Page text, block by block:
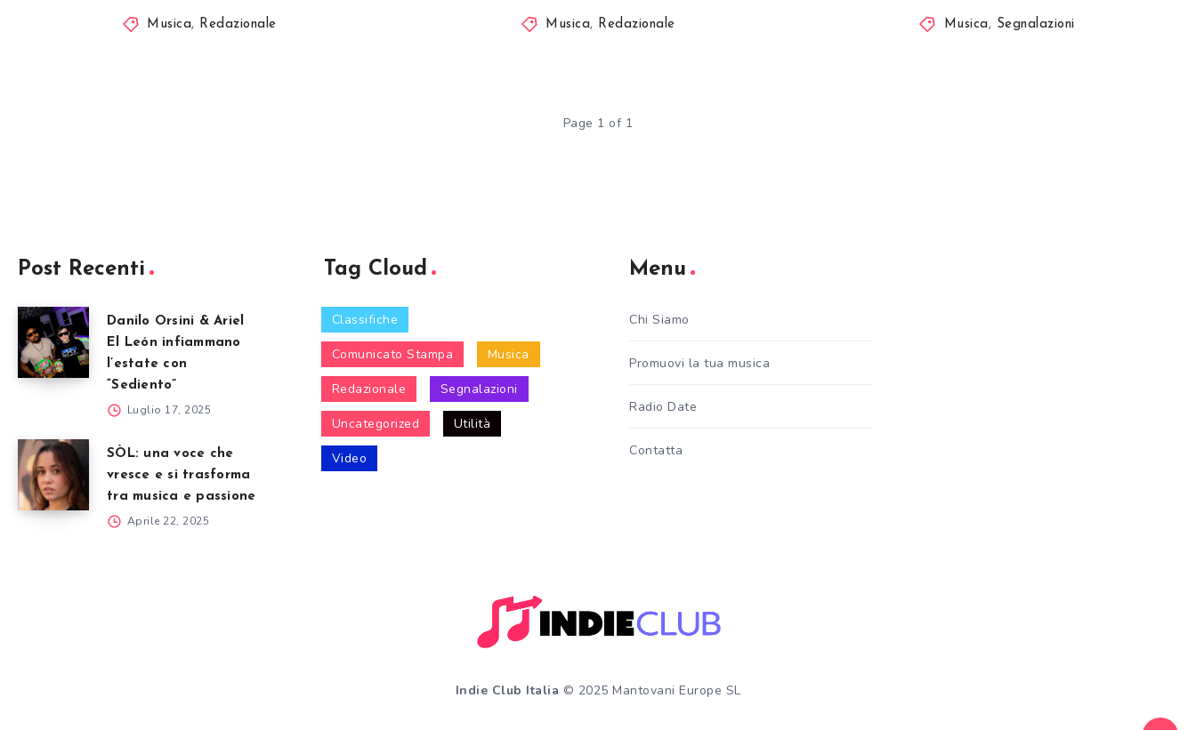
Musica, Redazionale Musica, Redazionale Musica, Segnalazioni
Page 1 of 1
Post Recenti
Danilo Orsini & Ariel
El León infiammano
l’estate con
“Sediento”
Luglio 17, 2025
SÒL: una voce che
vresce e si trasforma
tra musica e passione
Aprile 22, 2025
Tag Cloud
Classifiche
Comunicato Stampa Musica
Redazionale Segnalazioni
Uncategorized Utilità
Video
Menu
Chi Siamo
Promuovi la tua musica
Radio Date
Contatta
Indie Club Italia © 2025 Mantovani Europe SL